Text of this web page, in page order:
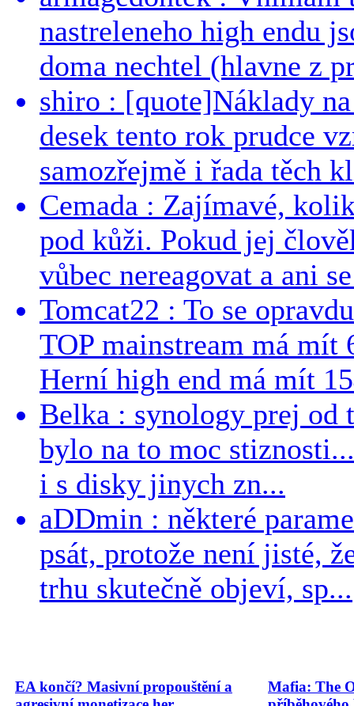
nastreleneho high endu
doma nechtel (hlavne z
shiro : [quote]Náklady
desek tento rok prudce
samozřejmě i řada těch
Cemada : Zajímavé,
pod kůži. Pokud jej
vůbec nereagovat a ani
Tomcat22 : To se
TOP mainstream má
Herní high end má mít
Belka : synology prej od
bylo na to moc
i s disky jinych zn...
aDDmin : některé
psát, protože není jisté,
trhu skutečně objeví, sp...
EA končí? Masivní propouštění a
Mafia: The